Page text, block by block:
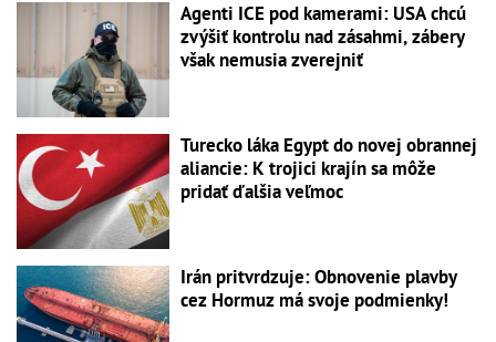
Agenti ICE pod kamerami: USA chcú
zvýšiť kontrolu nad zásahmi, zábery
však nemusia zverejniť
Turecko láka Egypt do novej obrannej
aliancie: K trojici krajín sa môže
pridať ďalšia veľmoc
Irán pritvrdzuje: Obnovenie plavby
cez Hormuz má svoje podmienky!